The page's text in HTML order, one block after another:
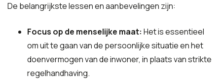
De belangrijkste lessen en aanbevelingen zijn:
Focus op de menselijke maat: Het is essentieel
om uit te gaan van de persoonlijke situatie en het
doenvermogen van de inwoner, in plaats van strikte
regelhandhaving.